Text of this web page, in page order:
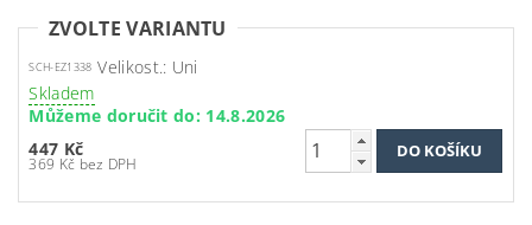
ZVOLTE VARIANTU
SCH-EZ1338 Velikost.: Uni
Skladem
Můžeme doručit do: 14.8.2026
447 Kč
369 Kč bez DPH